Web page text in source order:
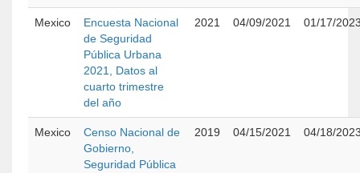
Mexico
Encuesta Nacional
de Seguridad
Pública Urbana
2021, Datos al
cuarto trimestre
del año
2021 04/09/2021 01/17/
Mexico
Censo Nacional de
Gobierno,
Seguridad Pública
2019 04/15/2021 04/18/